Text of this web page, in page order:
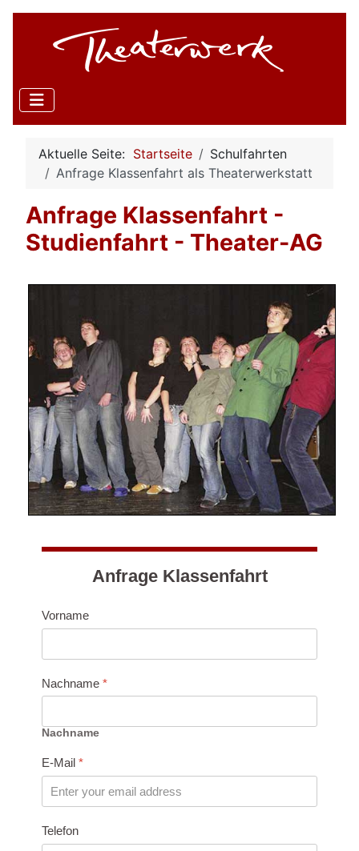
Aktuelle Seite: Startseite
Schulfahrten
Anfrage Klassenfahrt als Theaterwerkstatt
Anfrage Klassenfahrt -
Studienfahrt - Theater-AG
Anfrage Klassenfahrt
Vorname
Nachname *
Nachname
E-Mail *
Telefon